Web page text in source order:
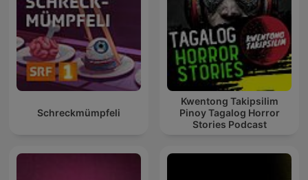
Schreckmümpfeli
Kwentong Takipsilim
Pinoy Tagalog Horror
Stories Podcast